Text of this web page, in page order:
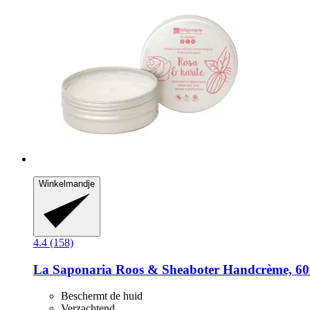
Winkelmandje
4.4 (158)
La Saponaria Roos & Sheaboter Handcrème,
Beschermt de huid